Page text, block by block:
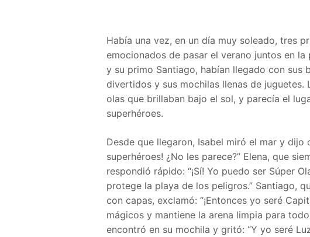
Había una vez, en un día muy soleado, tres
emocionados de pasar el verano juntos en la
y su primo Santiago, habían llegado con sus
divertidos y sus mochilas llenas de juguetes.
olas que brillaban bajo el sol, y parecía el
superhéroes.
Desde que llegaron, Isabel miró el mar y dijo
superhéroes! ¿No les parece?” Elena, que
respondió rápido: “¡Sí! Yo puedo ser Súper
protege la playa de los peligros.” Santiago,
con capas, exclamó: “¡Entonces yo seré
mágicos y mantiene la arena limpia para
encontró en su mochila y gritó: “Y yo seré